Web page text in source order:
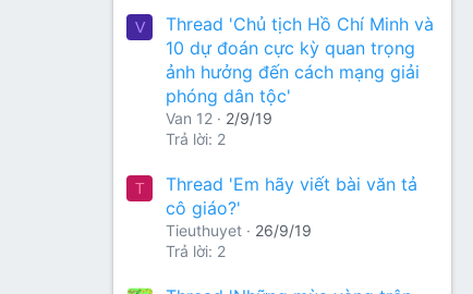
V
Thread 'Chủ tịch Hồ Chí Minh và
10 dự đoán cực kỳ quan trọng
ảnh hưởng đến cách mạng giải
phóng dân tộc'
Van 12
2/9/19
Trả lời: 2
T
Thread 'Em hãy viết bài văn tả
cô giáo?'
Tieuthuyet
26/9/19
Trả lời: 2